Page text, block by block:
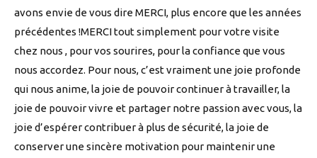
avons envie de vous dire MERCI, plus encore que les années
précédentes !MERCI tout simplement pour votre visite
chez nous , pour vos sourires, pour la confiance que vous
nous accordez. Pour nous, c’est vraiment une joie profonde
qui nous anime, la joie de pouvoir continuer à travailler, la
joie de pouvoir vivre et partager notre passion avec vous, la
joie d’espérer contribuer à plus de sécurité, la joie de
conserver une sincère motivation pour maintenir une